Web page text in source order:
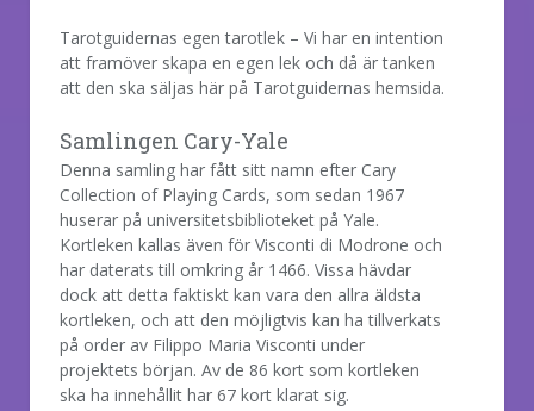
Tarotguidernas egen tarotlek – Vi har en intention
att framöver skapa en egen lek och då är tanken
att den ska säljas här på Tarotguidernas hemsida.
Samlingen Cary-Yale
Denna samling har fått sitt namn efter Cary
Collection of Playing Cards, som sedan 1967
huserar på universitetsbiblioteket på Yale.
Kortleken kallas även för Visconti di Modrone och
har daterats till omkring år 1466. Vissa hävdar
dock att detta faktiskt kan vara den allra äldsta
kortleken, och att den möjligtvis kan ha tillverkats
på order av Filippo Maria Visconti under
projektets början. Av de 86 kort som kortleken
ska ha innehållit har 67 kort klarat sig.